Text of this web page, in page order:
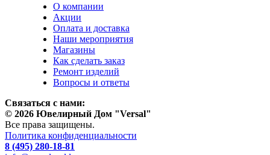
О компании
Акции
Оплата и доставка
Наши мероприятия
Магазины
Как сделать заказ
Ремонт изделий
Вопросы и ответы
Связаться с нами:
© 2026 Ювелирный Дом "Versal"
Все права защищены.
Политика конфиденциальности
8 (495) 280-18-81